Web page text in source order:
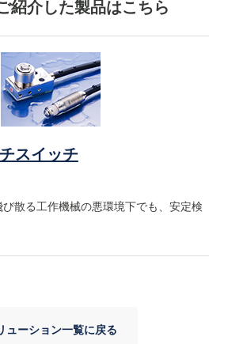
紹介した製品はこちら
スイッチ
散る工作機械の悪環境下でも、安定検
ューション一覧に戻る